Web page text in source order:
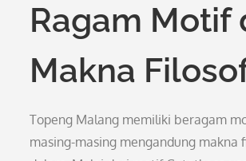
Ragam Motif
Makna
Topeng Malang memiliki beragam
masing-masing mengandung makna